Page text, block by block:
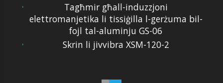
Tagħmir għall-induzzjoni
elettromanjetika li tissiġilla l-gerżuma bil-
fojl tal-aluminju GS-06
Skrin li jivvibra XSM-120-2